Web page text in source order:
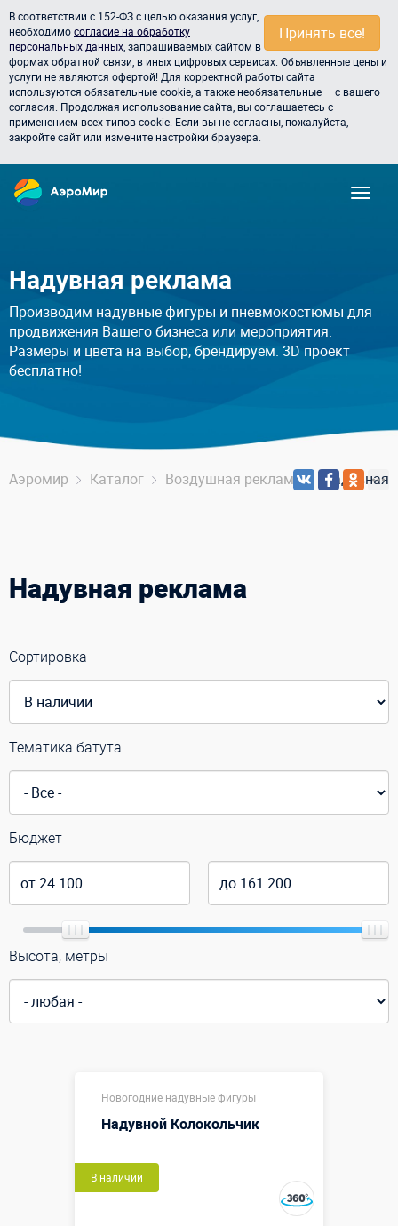
Принять всё!
В соответствии с 152-ФЗ с целью оказания услуг,
необходимосогласие на обработку
персональных данных , запрашиваемых сайтом в
формах обратной связи, в иных цифровых сервисах. Объявленные цены и
услуги не являются офертой! Для корректной работы сайта
используются обязательные cookie, а также необязательные — с вашего
согласия. Продолжая использование сайта, вы соглашаетесь с
применением всех типов cookie. Если вы не согласны, пожалуйста,
закройте сайт или измените настройки браузера.
Надувная реклама
Производим надувные фигуры и пневмокостюмы для
продвижения Вашего бизнеса или мероприятия.
Размеры и цвета на выбор, брендируем. 3D проект
бесплатно!
Аэромир Каталог Воздушная реклама Надувная
Надувная реклама
Сортировка
Тематика батута
Бюджет
Высота, метры
Новогодние надувные фигуры
Надувной Колокольчик
В наличии